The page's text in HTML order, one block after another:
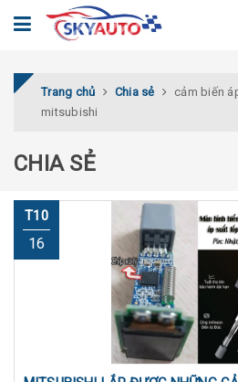
Trang chủ Chia sẻ
cảm biến
mitsubishi
CHIA SẺ
T10
16